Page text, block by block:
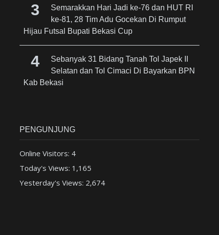
Semarakkan Hari Jadi ke-76 dan HUT RI
ke-81, 28 Tim Adu Gocekan Di Rumput
Hijau Futsal Bupati Bekasi Cup
Sebanyak 31 Bidang Tanah Tol Japek II
Selatan dan Tol Cimaci Di Bayarkan BPN
Kab Bekasi
PENGUNJUNG
Online Visitors: 4
Today's Views: 1,165
Yesterday's Views: 2,674